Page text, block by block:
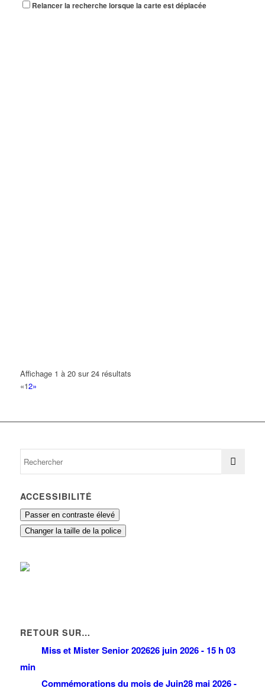
Relancer la recherche lorsque la carte est déplacée
Affichage 1 à 20 sur 24 résultats
«12»
ACCESSIBILITÉ
Passer en contraste élevé
Changer la taille de la police
RETOUR SUR…
Miss et Mister Senior 202626 juin 2026 - 15 h 03
min
Commémorations du mois de Juin28 mai 2026 -